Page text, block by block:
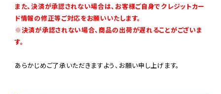
また、決済が承認されない場合は、お客様ご自身でクレジットカー
ド情報の修正等ご対応をお願いいたします。
※決済が承認されない場合、商品の出荷が遅れることがございま
す。
あらかじめご了承いただきますよう、お願い申し上げます。